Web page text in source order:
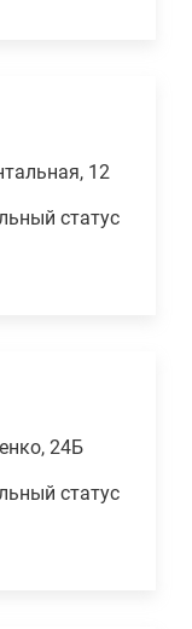
12
статус
24Б
статус